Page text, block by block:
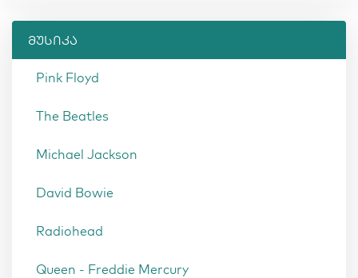
მუსიკა
Pink Floyd
The Beatles
Michael Jackson
David Bowie
Radiohead
Queen - Freddie Mercury